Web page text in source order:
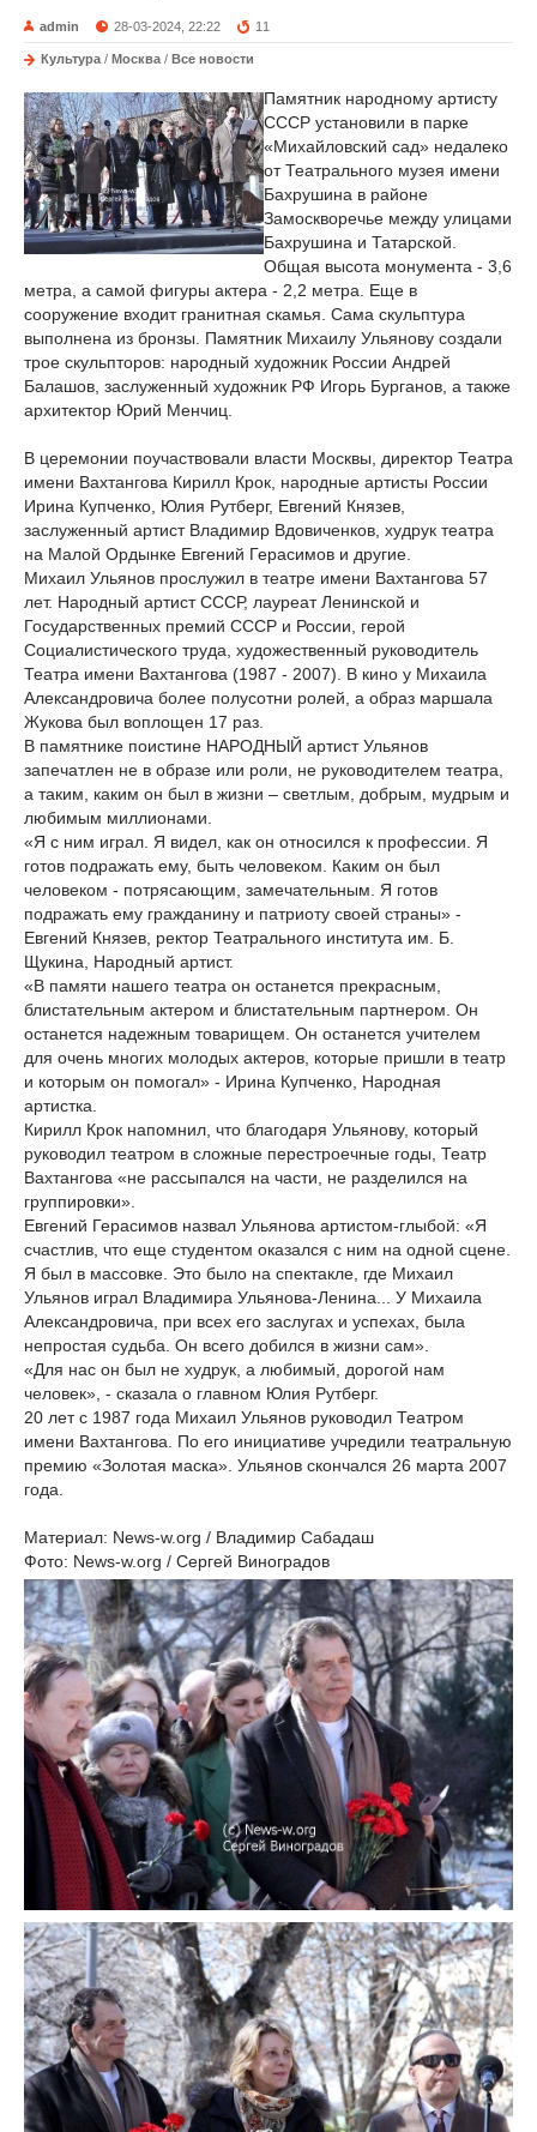
admin 28-03-2024, 22:22 11
Культура / Москва / Все новости
Памятник народному артисту
СССР установили в парке
«Михайловский сад» недалеко
от Театрального музея имени
Бахрушина в районе
Замоскворечье между улицами
Бахрушина и Татарской.
Общая высота монумента - 3,6
метра, а самой фигуры актера - 2,2 метра. Еще в
сооружение входит гранитная скамья. Сама скульптура
выполнена из бронзы. Памятник Михаилу Ульянову создали
трое скульпторов: народный художник России Андрей
Балашов, заслуженный художник РФ Игорь Бурганов, а также
архитектор Юрий Менчиц.
В церемонии поучаствовали власти Москвы, директор Театра
имени Вахтангова Кирилл Крок, народные артисты России
Ирина Купченко, Юлия Рутберг, Евгений Князев,
заслуженный артист Владимир Вдовиченков, худрук театра
на Малой Ордынке Евгений Герасимов и другие.
Михаил Ульянов прослужил в театре имени Вахтангова 57
лет. Народный артист СССР, лауреат Ленинской и
Государственных премий СССР и России, герой
Социалистического труда, художественный руководитель
Театра имени Вахтангова (1987 - 2007). В кино у Михаила
Александровича более полусотни ролей, а образ маршала
Жукова был воплощен 17 раз.
В памятнике поистине НАРОДНЫЙ артист Ульянов
запечатлен не в образе или роли, не руководителем театра,
а таким, каким он был в жизни – светлым, добрым, мудрым и
любимым миллионами.
«Я с ним играл. Я видел, как он относился к профессии. Я
готов подражать ему, быть человеком. Каким он был
человеком - потрясающим, замечательным. Я готов
подражать ему гражданину и патриоту своей страны» -
Евгений Князев, ректор Театрального института им. Б.
Щукина, Народный артист.
«В памяти нашего театра он останется прекрасным,
блистательным актером и блистательным партнером. Он
останется надежным товарищем. Он останется учителем
для очень многих молодых актеров, которые пришли в театр
и которым он помогал» - Ирина Купченко, Народная
артистка.
Кирилл Крок напомнил, что благодаря Ульянову, который
руководил театром в сложные перестроечные годы, Театр
Вахтангова «не рассыпался на части, не разделился на
группировки».
Евгений Герасимов назвал Ульянова артистом-глыбой: «Я
счастлив, что еще студентом оказался с ним на одной сцене.
Я был в массовке. Это было на спектакле, где Михаил
Ульянов играл Владимира Ульянова-Ленина... У Михаила
Александровича, при всех его заслугах и успехах, была
непростая судьба. Он всего добился в жизни сам».
«Для нас он был не худрук, а любимый, дорогой нам
человек», - сказала о главном Юлия Рутберг.
20 лет с 1987 года Михаил Ульянов руководил Театром
имени Вахтангова. По его инициативе учредили театральную
премию «Золотая маска». Ульянов скончался 26 марта 2007
года.
Материал: News-w.org / Владимир Сабадаш
Фото: News-w.org / Сергей Виноградов